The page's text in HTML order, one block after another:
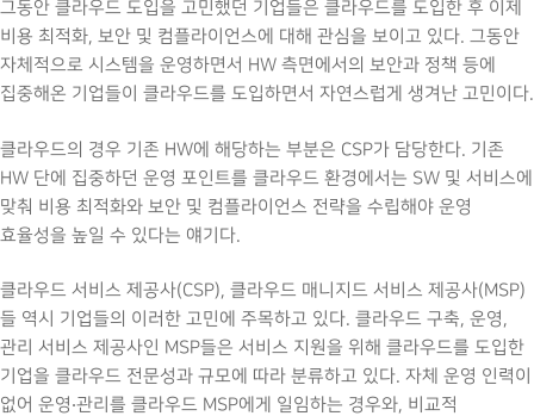
그동안 클라우드 도입을 고민했던 기업들은 클라우드를 도입한 후 이제
비용 최적화, 보안 및 컴플라이언스에 대해 관심을 보이고 있다. 그동안
자체적으로 시스템을 운영하면서 HW 측면에서의 보안과 정책 등에
집중해온 기업들이 클라우드를 도입하면서 자연스럽게 생겨난 고민이다.
클라우드의 경우 기존 HW에 해당하는 부분은 CSP가 담당한다. 기존
HW 단에 집중하던 운영 포인트를 클라우드 환경에서는 SW 및 서비스에
맞춰 비용 최적화와 보안 및 컴플라이언스 전략을 수립해야 운영
효율성을 높일 수 있다는 얘기다.
클라우드 서비스 제공사(CSP), 클라우드 매니지드 서비스 제공사(MSP)
들 역시 기업들의 이러한 고민에 주목하고 있다. 클라우드 구축, 운영,
관리 서비스 제공사인 MSP들은 서비스 지원을 위해 클라우드를 도입한
기업을 클라우드 전문성과 규모에 따라 분류하고 있다. 자체 운영 인력이
없어 운영‧관리를 클라우드 MSP에게 일임하는 경우와, 비교적